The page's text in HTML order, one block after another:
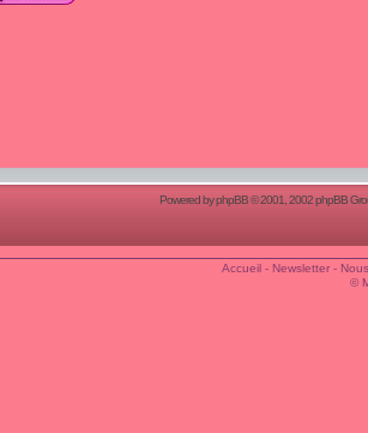
Powered byphpBB© 2001, 2002 phpBB
Accueil- Newsletter-
©